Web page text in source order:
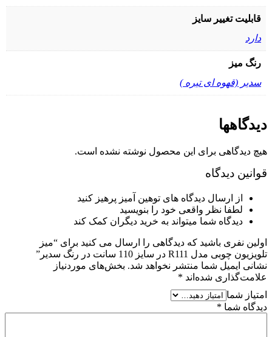
قابلیت تغییر سایز
دارد
رنگ میز
سدیر (قهوه ای تیره )
دیدگاهها
هیچ دیدگاهی برای این محصول نوشته نشده است.
قوانین دیدگاه
از ارسال دیدگاه های توهین آمیز پرهیز کنید
لطفا نظر واقعی خود را بنویسید
دیدگاه شما میتواند به خرید دیگران کمک کند
اولین نفری باشید که دیدگاهی را ارسال می کنید برای “میز
تلویزیون چوبی مدل R111 در سایز 110 سانت در رنگ سدیر”
نشانی ایمیل شما منتشر نخواهد شد. بخش‌های موردنیاز
علامت‌گذاری شده‌اند *
امتیاز شما
دیدگاه شما *